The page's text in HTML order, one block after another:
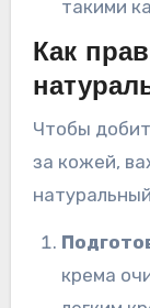
такими
Как
Чтобы
за кожей,
крема